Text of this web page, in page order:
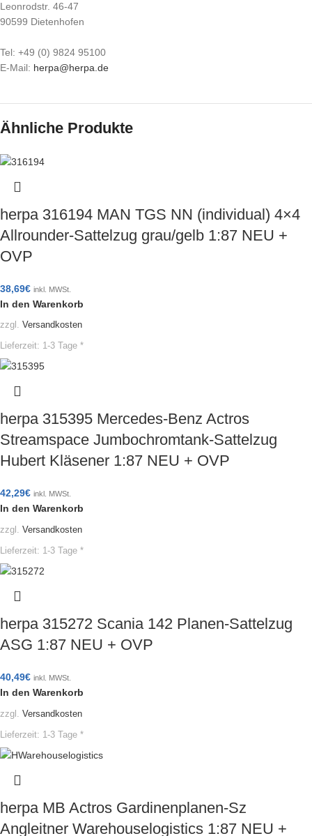
Leonrodstr. 46-47
90599 Dietenhofen
Tel: +49 (0) 9824 95100
E-Mail: herpa@herpa.de
Ähnliche Produkte
herpa 316194 MAN TGS NN (individual) 4×4
Allrounder-Sattelzug grau/gelb 1:87 NEU +
OVP
38,69€ inkl. MWSt.
In den Warenkorb
zzgl. Versandkosten
Lieferzeit: 1-3 Tage *
herpa 315395 Mercedes-Benz Actros
Streamspace Jumbochromtank-Sattelzug
Hubert Kläsener 1:87 NEU + OVP
42,29€ inkl. MWSt.
In den Warenkorb
zzgl. Versandkosten
Lieferzeit: 1-3 Tage *
herpa 315272 Scania 142 Planen-Sattelzug
ASG 1:87 NEU + OVP
40,49€ inkl. MWSt.
In den Warenkorb
zzgl. Versandkosten
Lieferzeit: 1-3 Tage *
herpa MB Actros Gardinenplanen-Sz
Angleitner Warehouselogistics 1:87 NEU +